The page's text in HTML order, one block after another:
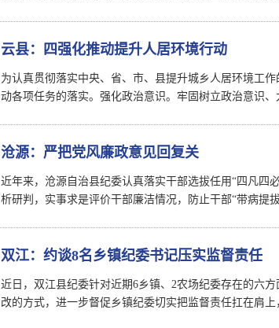
云县：四强化推动提升人居环境行动
为认真贯彻落实中央、省、市、县提升城乡人居环境工
动各项任务的落实。强化政治意识。牢固树立政治意识
沧源：严把党风廉政意见回复关
近年来，沧源自治县纪委认真落实干部选拔任用“四凡四
析研判，实事求是评价干部廉洁情况，防止干部“带病
双江：约谈8名乡镇纪委书记压实监督责任
近日，双江县纪委针对近期6乡镇、2农场纪委存在的六
改的方式，进一步督促乡镇纪委切实把监督责任扛在肩